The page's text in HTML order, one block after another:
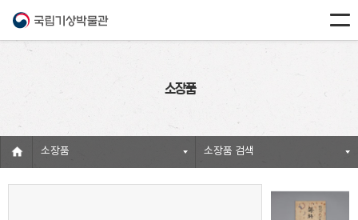
소장품
소장품 소장품 검색